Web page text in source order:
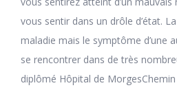
vous sentir dans un drôle d’état.
maladie mais le symptôme d’une
se rencontrer dans de très
diplômé Hôpital de